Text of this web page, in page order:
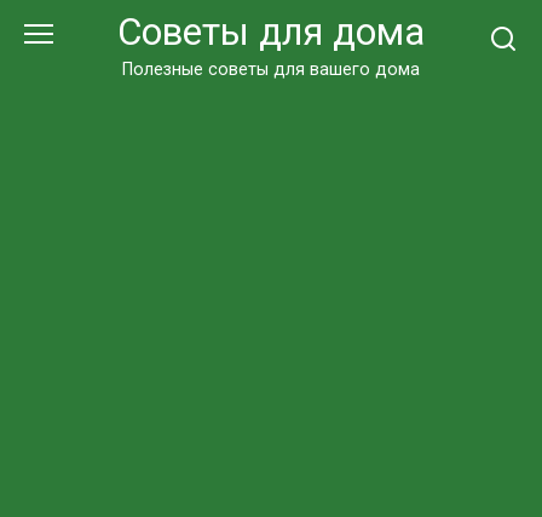
Советы для дома
Полезные советы для вашего дома